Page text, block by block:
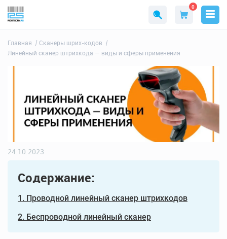
0
Главная
Сканеры шрих-кодов
Линейный сканер штрихкода — виды и сферы применения
24.10.2023
Содержание:
1. Проводной линейный сканер штрихкодов
2. Беспроводной линейный сканер